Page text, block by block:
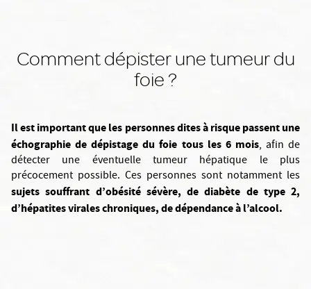
Comment dépister une tumeur du
foie ?
Il est important que les personnes dites à risque passent une
échographie de dépistage du foie tous les 6 mois, afin de
détecter une éventuelle tumeur hépatique le plus
précocement possible. Ces personnes sont notamment les
sujets souffrant d’obésité sévère, de diabète de type 2,
d’hépatites virales chroniques, de dépendance à l’alcool.